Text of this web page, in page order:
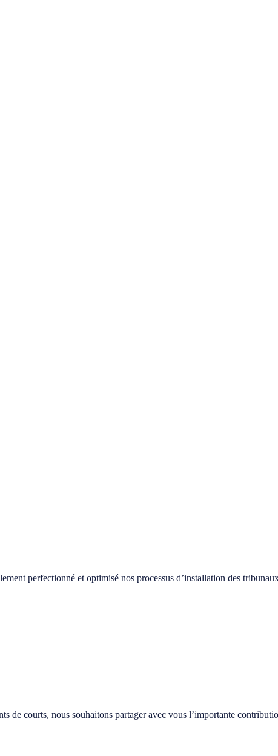
perfectionné et optimisé nos processus d’installation des
de courts, nous souhaitons partager avec vous l’importante